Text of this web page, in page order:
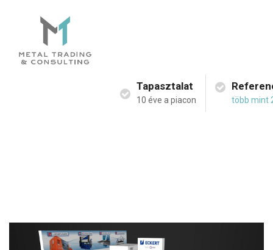
Tapasztalat
10 éve a piacon több mint